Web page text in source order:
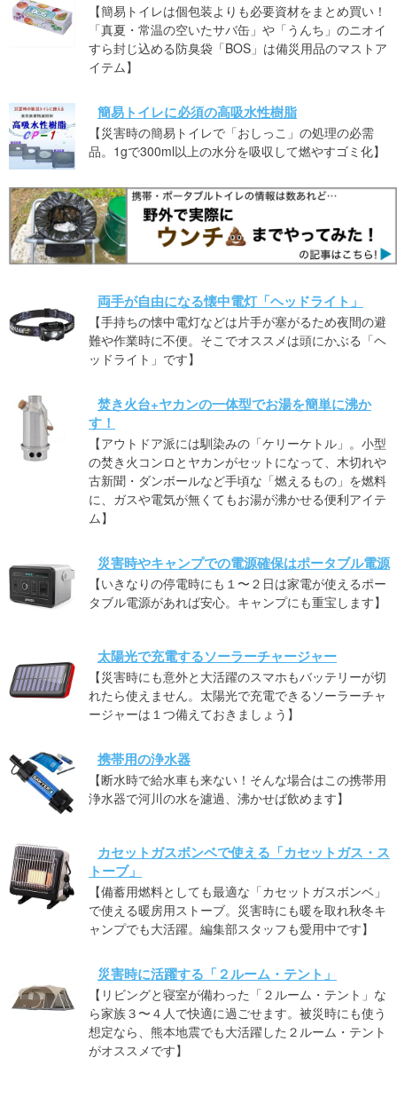
【簡易トイレは個包装よりも必要資材をまとめ買い！
「真夏・常温の空いたサバ缶」や「うんち」のニオイ
すら封じ込める防臭袋「BOS」は備災用品のマストア
イテム】
簡易トイレに必須の高吸水性樹脂
【災害時の簡易トイレで「おしっこ」の処理の必需
品。1gで300ml以上の水分を吸収して燃やすゴミ化】
両手が自由になる懐中電灯「ヘッドライト」
【手持ちの懐中電灯などは片手が塞がるため夜間の避
難や作業時に不便。そこでオススメは頭にかぶる「ヘ
ッドライト」です】
焚き火台+ヤカンの一体型でお湯を簡単に沸か
す！
【アウトドア派には馴染みの「ケリーケトル」。小型
の焚き火コンロとヤカンがセットになって、木切れや
古新聞・ダンボールなど手頃な「燃えるもの」を燃料
に、ガスや電気が無くてもお湯が沸かせる便利アイテ
ム】
災害時やキャンプでの電源確保はポータブル電源
【いきなりの停電時にも１〜２日は家電が使えるポー
タブル電源があれば安心。キャンプにも重宝します】
太陽光で充電するソーラーチャージャー
【災害時にも意外と大活躍のスマホもバッテリーが切
れたら使えません。太陽光で充電できるソーラーチャ
ージャーは１つ備えておきましょう】
携帯用の浄水器
【断水時で給水車も来ない！そんな場合はこの携帯用
浄水器で河川の水を濾過、沸かせば飲めます】
カセットガスボンベで使える「カセットガス・ス
トーブ」
【備蓄用燃料としても最適な「カセットガスボンベ」
で使える暖房用ストーブ。災害時にも暖を取れ秋冬キ
ャンプでも大活躍。編集部スタッフも愛用中です】
災害時に活躍する「２ルーム・テント」
【リビングと寝室が備わった「２ルーム・テント」な
ら家族３〜４人で快適に過ごせます。被災時にも使う
想定なら、熊本地震でも大活躍した２ルーム・テント
がオススメです】